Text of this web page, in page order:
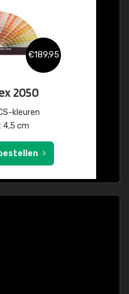
€189,95
2050
kleuren
4,5 cm